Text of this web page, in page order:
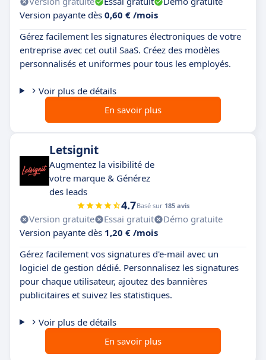
Version payante dès 0,60 € /mois
Gérez facilement les signatures électroniques de votre
entreprise avec cet outil SaaS. Créez des modèles
personnalisés et uniformes pour tous les employés.
Voir plus de détails
En savoir plus
Letsignit
Augmentez la visibilité de
votre marque & Générez
des leads
4.7Basé sur 185 avis
Version gratuite Essai gratuit
Démo gratuite
Version payante dès 1,20 € /mois
Gérez facilement vos signatures d'e-mail avec un
logiciel de gestion dédié. Personnalisez les signatures
pour chaque utilisateur, ajoutez des bannières
publicitaires et suivez les statistiques.
Voir plus de détails
En savoir plus